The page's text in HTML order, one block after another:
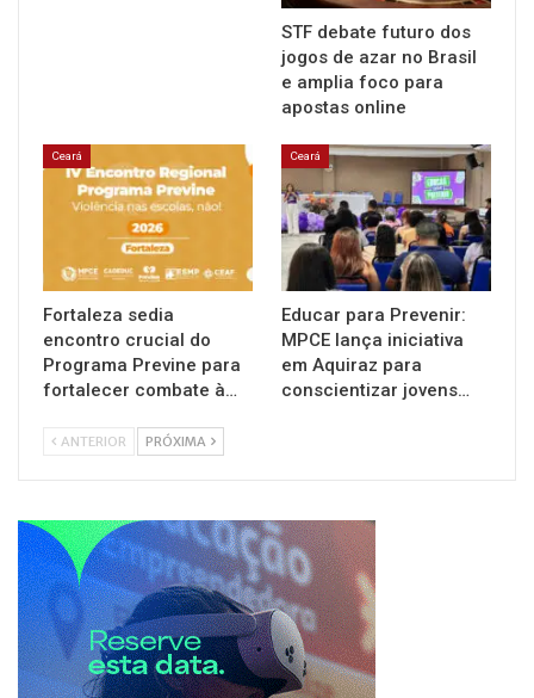
STF debate futuro dos
jogos de azar no Brasil
e amplia foco para
apostas online
Ceará
Fortaleza sedia
encontro crucial do
Programa Previne para
fortalecer combate à…
Ceará
Educar para Prevenir:
MPCE lança iniciativa
em Aquiraz para
conscientizar jovens…
ANTERIOR PRÓXIMA